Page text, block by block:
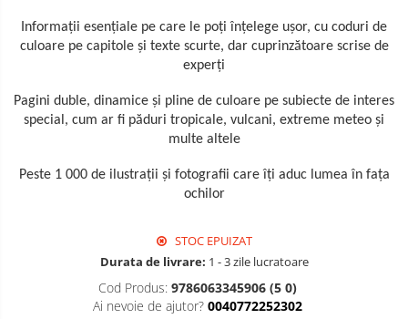
Informaţii esenţiale pe care le poţi înţelege uşor, cu coduri de
culoare pe capitole şi texte scurte, dar cuprinzătoare scrise de
experţi
Pagini duble, dinamice şi pline de culoare pe subiecte de interes
special, cum ar fi păduri tropicale, vulcani, extreme meteo şi
multe altele
Peste 1 000 de ilustraţii şi fotografii care îţi aduc lumea în faţa
ochilor
STOC EPUIZAT
Durata de livrare: 1 - 3 zile lucratoare
Cod Produs: 9786063345906 (5 0)
Ai nevoie de ajutor? 0040772252302